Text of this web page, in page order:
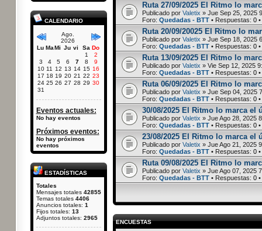
CALENDARIO
Ago.
2026
Lu MaMi Ju vi Sa Do
1
2
3
4 5 6 7 8
9
10 11 12 13 14 15 16
17 18 19 20 21 22 23
24 25 26 27 28 29 30
31
Eventos actuales:
No hay eventos
Próximos eventos:
No hay próximos
eventos
ESTADÍSTICAS
Totales
Mensajes totales 42855
Temas totales 4406
Anuncios totales: 1
Fijos totales: 13
Adjuntos totales: 2965
Ruta 27/09/2025 El Ritmo lo
Publicado por Valetix » Jue Sep 25, 2025
Foro: Quedadas - BTT• Respuestas: 0•
Ruta 20/09/20025 El Ritmo lo
Publicado por Valetix » Jue Sep 18, 2025
Foro: Quedadas - BTT• Respuestas: 0•
Ruta 13/09/2025 El Ritmo lo
Publicado por Valetix » Vie Sep 12, 2025
Foro: Quedadas - BTT• Respuestas: 0•
Ruta 06/09/2025 El Ritmo lo
Publicado por Valetix » Jue Sep 04, 2025
Foro: Quedadas - BTT• Respuestas: 0•
30/08/2025 El Ritmo lo marca el
Publicado por Valetix » Jue Ago 28, 2025
Foro: Quedadas - BTT• Respuestas: 0•
23/08/2025 El Ritmo lo marca el
Publicado por Valetix » Jue Ago 21, 2025
Foro: Quedadas - BTT• Respuestas: 0•
Ruta 09/08/2025 El Ritmo lo
Publicado por Valetix » Jue Ago 07, 2025
Foro: Quedadas - BTT• Respuestas: 0•
ENCUESTAS